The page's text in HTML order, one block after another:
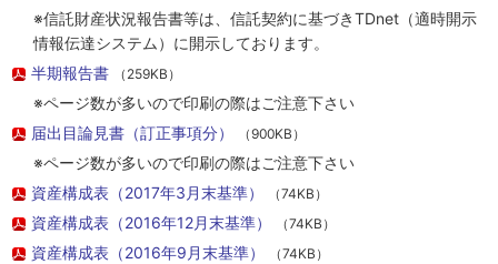
※信託財産状況報告書等は、信託契約に基づきTDnet（適時開示
情報伝達システム）に開示しております。
半期報告書
（259KB）
※ページ数が多いので印刷の際はご注意下さい
届出目論見書（訂正事項分）
（900KB）
※ページ数が多いので印刷の際はご注意下さい
資産構成表（2017年3月末基準）
（74KB）
資産構成表（2016年12月末基準） （74KB）
資産構成表（2016年9月末基準） （74KB）